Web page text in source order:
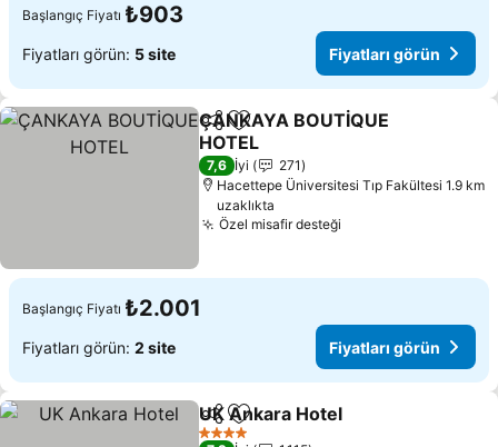
Başlangıç Fiyatı ₺903
Fiyatları görün: 5 site Fiyatları görün
PaylaşFavorilerime ekle
ÇANKAYA BOUTİQUE
HOTEL
7,6 İyi
271
Hacettepe Üniversitesi Tıp Fakültesi 1.9 km
uzaklıkta
Özel misafir desteği
Başlangıç Fiyatı ₺2.001
Fiyatları görün: 2 site Fiyatları görün
PaylaşFavorilerime ekle
UK Ankara Hotel
4 Yıldız